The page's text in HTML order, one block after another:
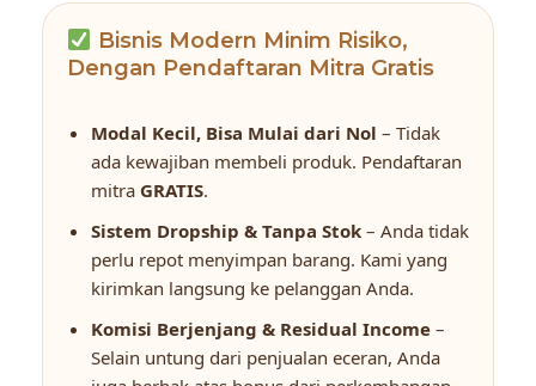
Bisnis Modern Minim Risiko,
Dengan Pendaftaran Mitra Gratis
Modal Kecil, Bisa Mulai dari Nol – Tidak
ada kewajiban membeli produk. Pendaftaran
mitra GRATIS.
Sistem Dropship & Tanpa Stok – Anda tidak
perlu repot menyimpan barang. Kami yang
kirimkan langsung ke pelanggan Anda.
Komisi Berjenjang & Residual Income –
Selain untung dari penjualan eceran, Anda